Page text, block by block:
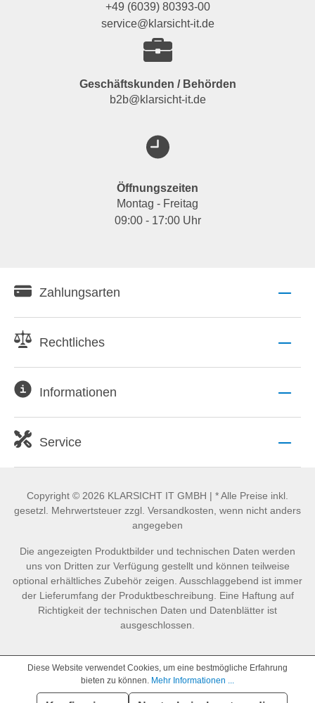
+49 (6039) 80393-00
service@klarsicht-it.de
Geschäftskunden / Behörden
b2b@klarsicht-it.de
Öffnungszeiten
Montag - Freitag
09:00 - 17:00 Uhr
Zahlungsarten
Rechtliches
Informationen
Service
Copyright © 2026 KLARSICHT IT GMBH | * Alle Preise inkl.
gesetzl. Mehrwertsteuer zzgl. Versandkosten, wenn nicht anders
angegeben
Die angezeigten Produktbilder und technischen Daten werden
uns von Dritten zur Verfügung gestellt und können teilweise
optional erhältliches Zubehör zeigen. Ausschlaggebend ist immer
der Lieferumfang der Produktbeschreibung. Eine Haftung auf
Richtigkeit der technischen Daten und Datenblätter ist
ausgeschlossen.
Diese Website verwendet Cookies, um eine bestmögliche Erfahrung
bieten zu können. Mehr Informationen ...